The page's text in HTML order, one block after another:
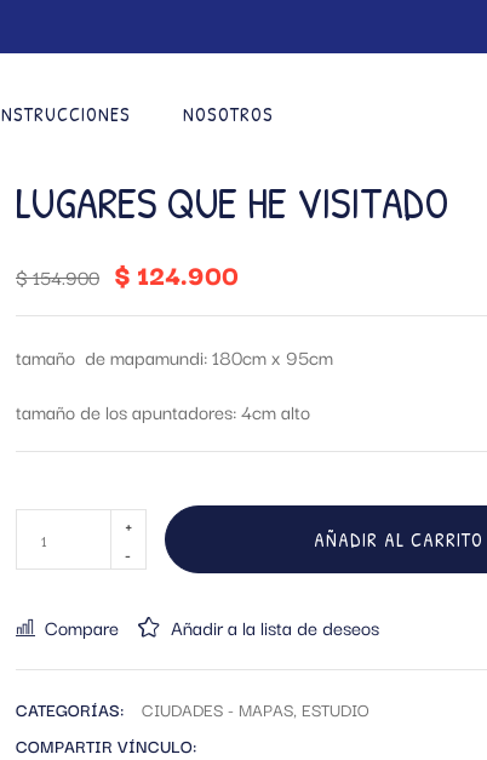
NOSOTROS
LUGARES QUE HE VISITADO
$154.900 $ 124.900
tamaño de mapamundi: 180cm x 95cm
tamaño de los apuntadores: 4cm alto
AÑADIR AL CARRITO
Compare Añadir a la lista de deseos
CATEGORÍAS: CIUDADES - MAPAS, ESTUDIO
COMPARTIR VÍNCULO: